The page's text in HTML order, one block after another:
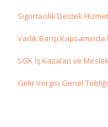
Sigortacılık Destek
Varlık Barışı
SGK İş Kazaları ve
Gelir Vergisi Genel